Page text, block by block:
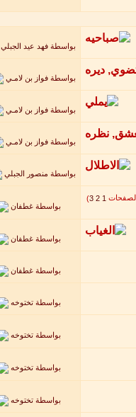
بواسطة فهد عيد الجبلي
بواسطة فواز بن لامـي
بواسطة فواز بن لامـي
بواسطة فواز بن لامـي
بواسطة منصور الجبلي
1
2
3
)
بواسطة غطفان
بواسطة غطفان
بواسطة غطفان
بواسطة تختوخه
بواسطة تختوخه
بواسطة تختوخه
بواسطة تختوخه